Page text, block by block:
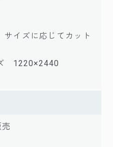
イズに応じてカット
1220×2440